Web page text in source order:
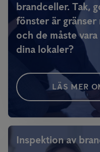
brandceller. Tak,
fönster är
och de måste
dina lokaler?
LÄS MER
Inspektion av